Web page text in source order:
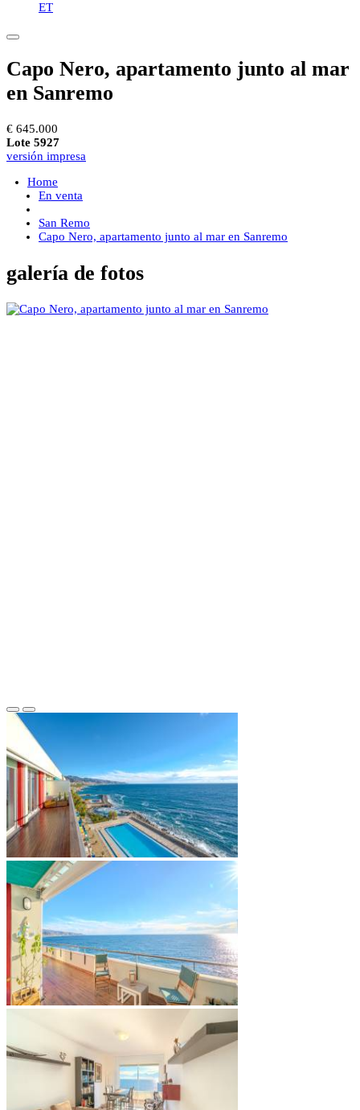
ET
Capo Nero, apartamento junto al mar
en Sanremo
€ 645.000
Lote 5927
versión impresa
Home
En venta
San Remo
Capo Nero, apartamento junto al mar en Sanremo
galería de fotos